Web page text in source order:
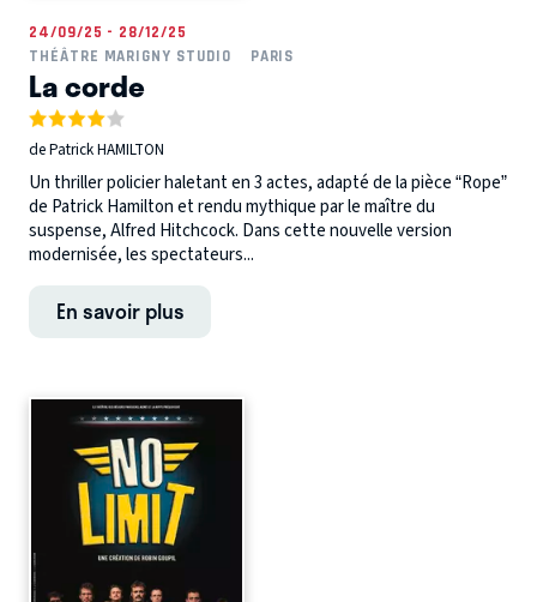
24/09/25 - 28/12/25
THÉÂTRE MARIGNY STUDIO
PARIS
La corde
de Patrick HAMILTON
Un thriller policier haletant en 3 actes, adapté de la pièce “Rope”
de Patrick Hamilton et rendu mythique par le maître du
suspense, Alfred Hitchcock. Dans cette nouvelle version
modernisée, les spectateurs...
En savoir plus